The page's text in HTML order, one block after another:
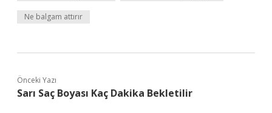
Ne balgam attırır
Önceki Yazı
Sarı Saç Boyası Kaç Dakika Bekletilir